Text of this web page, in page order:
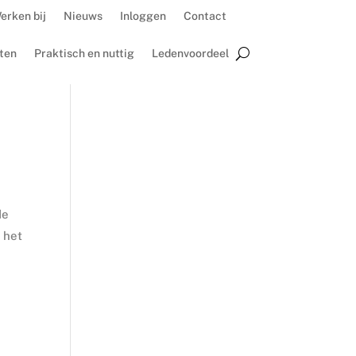
bij Nieuws Inloggen Contact
Praktisch en nuttig Ledenvoordeel
het